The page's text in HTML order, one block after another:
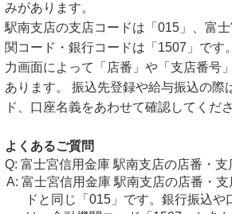
みがあります。
駅南支店の支店コードは「015」、富
関コード・銀行コードは「1507」です
力画面によって「店番」や「支店番号
あります。 振込先登録や給与振込の際
ド、口座名義をあわせて確認してくださ
よくあるご質問
富士宮信用金庫 駅南支店の店番・支
富士宮信用金庫 駅南支店の店番・
ドと同じ「015」です。銀行振込や